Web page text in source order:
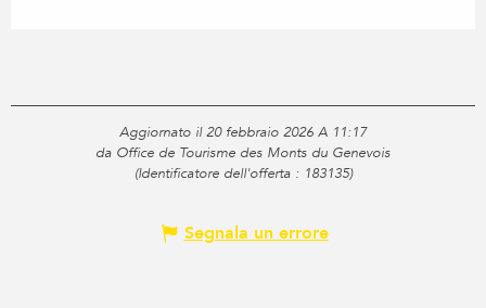
Aggiornato il 20 febbraio 2026 A 11:17
da Office de Tourisme des Monts du Genevois
(Identificatore dell'offerta : 183135)
Segnala un errore